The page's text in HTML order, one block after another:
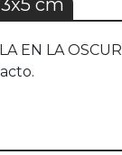
cm
EN LA